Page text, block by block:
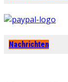
Nachrichten